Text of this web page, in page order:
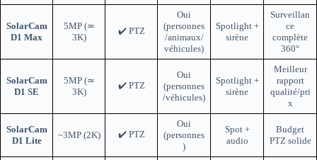
SolarCam
D1 Max
5MP (≃
3K)
✔️ PTZ
Oui
(personnes
/animaux/
véhicules)
Spotlight +
sirène
Surveillan
ce
complète
360°
SolarCam
D1 SE
5MP (≃
3K)
✔️ PTZ
Oui
(personnes
/véhicules)
Spotlight +
sirène
Meilleur
rapport
qualité/pri
x
SolarCam
D1 Lite
~3MP (2K) ✔️ PTZ
Oui
(personnes
)
Spot +
audio
Budget
PTZ solide